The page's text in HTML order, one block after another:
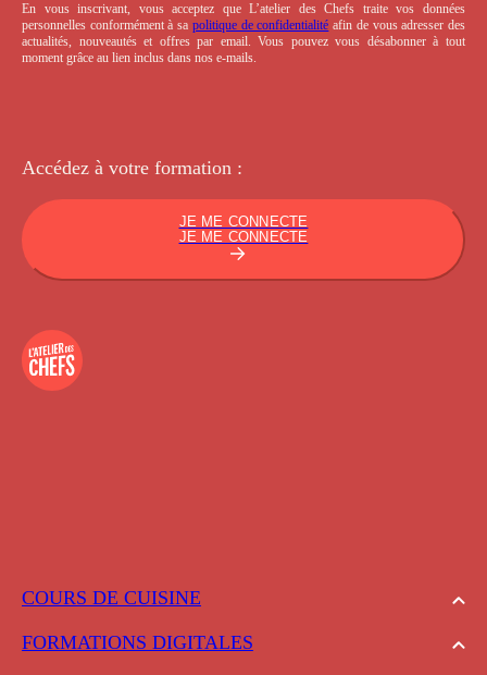
COURS DE CUISINE
FORMATIONS DIGITALES
En vous inscrivant, vous acceptez que L’atelier des Chefs traite vos données
personnelles conformément à sa politique de confidentialité afin de vous adresser des
actualités, nouveautés et offres par email. Vous pouvez vous désabonner à tout
moment grâce au lien inclus dans nos e-mails.
Accédez à votre formation :
JE ME CONNECTE
JE ME CONNECTE